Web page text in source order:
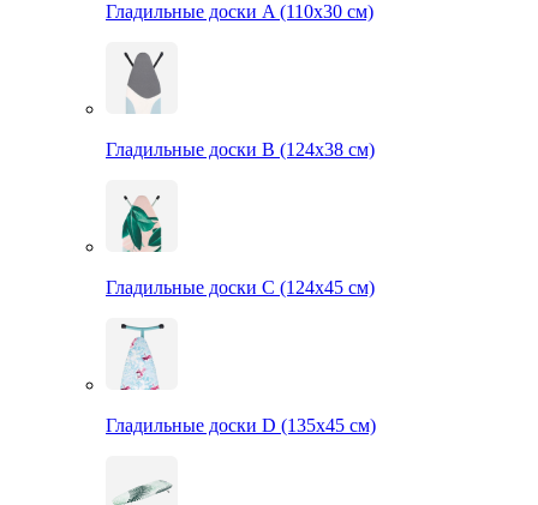
Гладильные доски A (110х30 см)
Гладильные доски B (124х38 см)
Гладильные доски С (124х45 см)
Гладильные доски D (135х45 см)